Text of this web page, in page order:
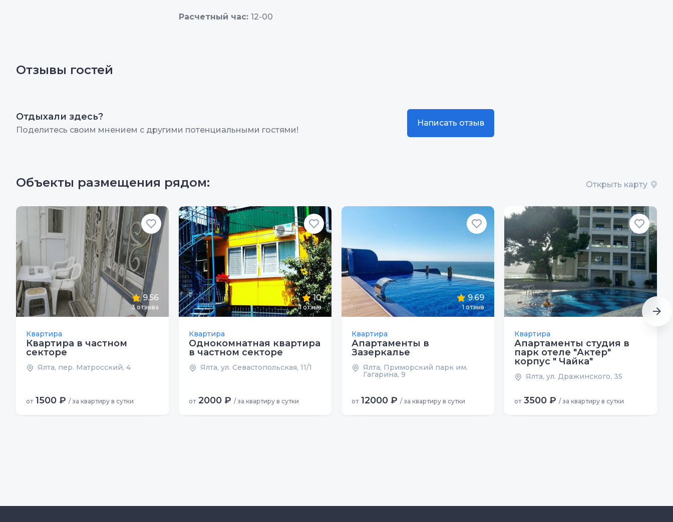
Расчетный час: 12-00
Отзывы гостей
Отдыхали здесь?
Поделитесь своим мнением с другими потенциальными гостями!
Написать отзыв
Объекты размещения рядом: Открыть карту
9.56
3отзыва
Квартира
Квартира в частном
секторе
Ялта, пер. Матросский, 4
от 1500 ₽ / за квартиру в сутки
10
1отзыв
Квартира
Однокомнатная квартира
в частном секторе
Ялта, ул. Севастопольская, 11/1
от 2000 ₽ / за квартиру в сутки
9.69
1отзыв
Квартира
Апартаменты в
Зазеркалье
Ялта, Приморский парк им.
Гагарина, 9
от 12000 ₽ / за квартиру в сутки
Квартира
Апартаменты студия в
парк отеле "Актер"
корпус " Чайка"
Ялта, ул. Дражинского, 35
от 3500 ₽ / за квартиру в сутки